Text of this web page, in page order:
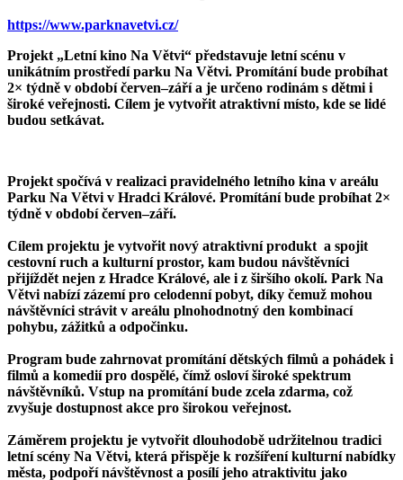
https://www.parknavetvi.cz/
Projekt „Letní kino Na Větvi“ představuje letní scénu v
unikátním prostředí parku Na Větvi. Promítání bude probíhat
2× týdně v období červen–září a je určeno rodinám s dětmi i
široké veřejnosti. Cílem je vytvořit atraktivní místo, kde se lidé
budou setkávat.
Projekt spočívá v realizaci pravidelného letního kina v areálu
Parku Na Větvi v Hradci Králové. Promítání bude probíhat 2×
týdně v období červen–září.
Cílem projektu je vytvořit nový atraktivní produkt a spojit
cestovní ruch a kulturní prostor, kam budou návštěvníci
přijíždět nejen z Hradce Králové, ale i z širšího okolí. Park Na
Větvi nabízí zázemí pro celodenní pobyt, díky čemuž mohou
návštěvníci strávit v areálu plnohodnotný den kombinací
pohybu, zážitků a odpočinku.
Program bude zahrnovat promítání dětských filmů a pohádek i
filmů a komedií pro dospělé, čímž osloví široké spektrum
návštěvníků. Vstup na promítání bude zcela zdarma, což
zvyšuje dostupnost akce pro širokou veřejnost.
Záměrem projektu je vytvořit dlouhodobě udržitelnou tradici
letní scény Na Větvi, která přispěje k rozšíření kulturní nabídky
města, podpoří návštěvnost a posílí jeho atraktivitu jako